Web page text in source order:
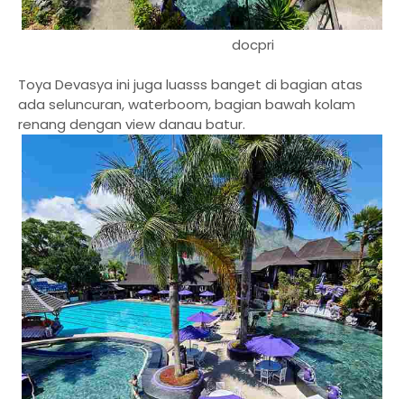
docpri
Toya Devasya ini juga luasss banget di bagian atas
ada seluncuran, waterboom, bagian bawah kolam
renang dengan view danau batur.